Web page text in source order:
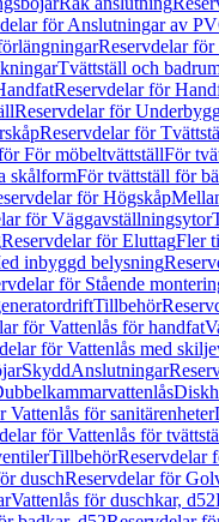
för Anslutningar av
Reservdelar
Tvättställ och
Reservdelar för
Reservdelar för
Reservdelar för
För möbeltvättställFör
skålformFör tvättställ för
för Högskåp
för Väggavställningsytor
Reservdelar för EluttagFler
inbyggd belysning
för Stående
Tillbehör
för Vattenlås för handfat
för Vattenlås med
SkyddAnslutningar
Vattenlås för sanitärenheter
för Vattenlås för
TillbehörReservdelar
duschReservdelar för
Vattenlås för duschkar, d52